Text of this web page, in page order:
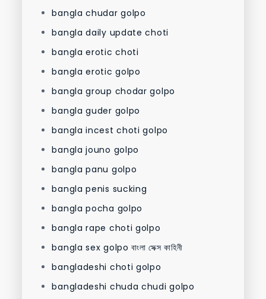
bangla chudar golpo
bangla daily update choti
bangla erotic choti
bangla erotic golpo
bangla group chodar golpo
bangla guder golpo
bangla incest choti golpo
bangla jouno golpo
bangla panu golpo
bangla penis sucking
bangla pocha golpo
bangla rape choti golpo
bangla sex golpo বাংলা সেক্স কাহিনী
bangladeshi choti golpo
bangladeshi chuda chudi golpo